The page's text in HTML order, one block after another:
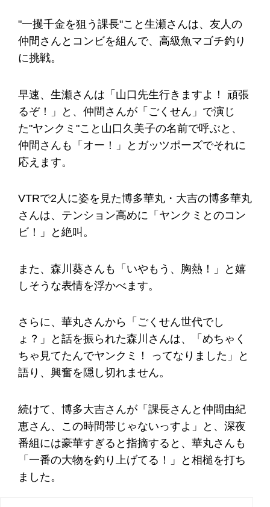
"一攫千金を狙う課長"こと生瀬さんは、友人の
仲間さんとコンビを組んで、高級魚マゴチ釣り
に挑戦。
早速、生瀬さんは「山口先生行きますよ！ 頑張
るぞ！」と、仲間さんが「ごくせん」で演じ
た"ヤンクミ"こと山口久美子の名前で呼ぶと、
仲間さんも「オー！」とガッツポーズでそれに
応えます。
VTRで2人に姿を見た博多華丸・大吉の博多華丸
さんは、テンション高めに「ヤンクミとのコン
ビ！」と絶叫。
また、森川葵さんも「いやもう、胸熱！」と嬉
しそうな表情を浮かべます。
さらに、華丸さんから「ごくせん世代でし
ょ？」と話を振られた森川さんは、「めちゃく
ちゃ見てたんでヤンクミ！ ってなりました」と
語り、興奮を隠し切れません。
続けて、博多大吉さんが「課長さんと仲間由紀
恵さん、この時間帯じゃないっすよ」と、深夜
番組には豪華すぎると指摘すると、華丸さんも
「一番の大物を釣り上げてる！」と相槌を打ち
ました。